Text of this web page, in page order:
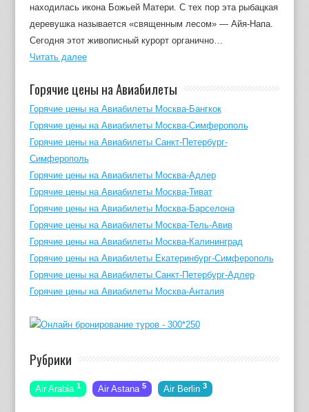
находилась икона Божьей Матери. С тех пор эта рыбацкая
деревушка называется «священным лесом» — Айя-Напа.
Сегодня этот живописный курорт органично…
Читать далее
Горячие цены на Авиабилеты
Горячие цены на Авиабилеты Москва-Бангкок
Горячие цены на Авиабилеты Москва-Симферополь
Горячие цены на Авиабилеты Санкт-Петербург-
Симферополь
Горячие цены на Авиабилеты Москва-Адлер
Горячие цены на Авиабилеты Москва-Тиват
Горячие цены на Авиабилеты Москва-Барселона
Горячие цены на Авиабилеты Москва-Тель-Авив
Горячие цены на Авиабилеты Москва-Калининград
Горячие цены на Авиабилеты Екатеринбург-Симферополь
Горячие цены на Авиабилеты Санкт-Петербург-Адлер
Горячие цены на Авиабилеты Москва-Анталия
Рубрики
Air Arabia 1 Air Astana 5 Air Berlin 3